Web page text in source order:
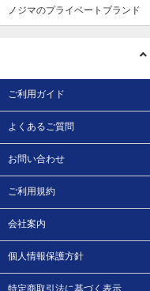
ノジマのプライベートブランド
ご利用ガイド
よくあるご質問
お問い合わせ
ご利用規約
会社案内
個人情報保護方針
特定商取引法に基づく表示